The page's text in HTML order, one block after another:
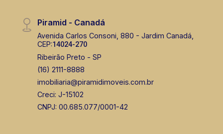
Thamiris Leandra Benevides
CORRETOR DE PLANTÃO
lançamentos da cidade de Ribeirão Preto.
Piramid - Canadá
Avenida Carlos Consoni, 880 - Jardim Canadá,
CEP:14024-270
Ribeirão Preto - SP
(16) 2111-8888
imobiliaria@piramidimoveis.com.br
Creci: J-15102
CNPJ: 00.685.077/0001-42